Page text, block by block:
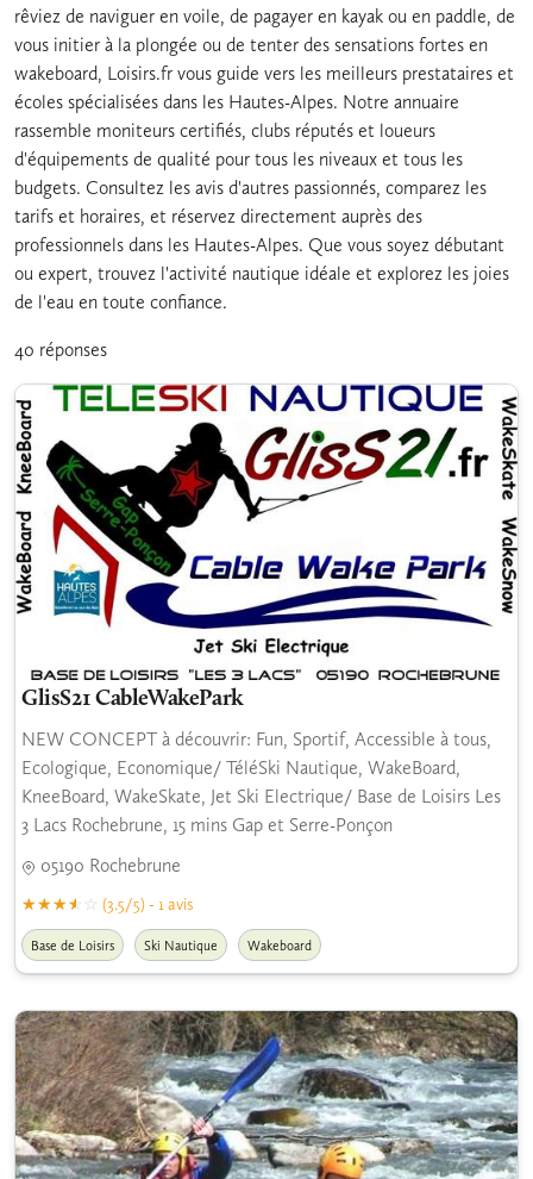
rêviez de naviguer en voile, de pagayer en kayak ou en paddle, de
vous initier à la plongée ou de tenter des sensations fortes en
wakeboard, Loisirs.fr vous guide vers les meilleurs prestataires et
écoles spécialisées dans les Hautes-Alpes. Notre annuaire
rassemble moniteurs certifiés, clubs réputés et loueurs
d'équipements de qualité pour tous les niveaux et tous les
budgets. Consultez les avis d'autres passionnés, comparez les
tarifs et horaires, et réservez directement auprès des
professionnels dans les Hautes-Alpes. Que vous soyez débutant
ou expert, trouvez l'activité nautique idéale et explorez les joies
de l'eau en toute confiance.
40 réponses
GlisS21 CableWakePark
NEW CONCEPT à découvrir: Fun, Sportif, Accessible à tous,
Ecologique, Economique/ TéléSki Nautique, WakeBoard,
KneeBoard, WakeSkate, Jet Ski Electrique/ Base de Loisirs Les
3 Lacs Rochebrune, 15 mins Gap et Serre-Ponçon
05190 Rochebrune
(3.5/5) - 1 avis
Base de Loisirs Ski Nautique Wakeboard